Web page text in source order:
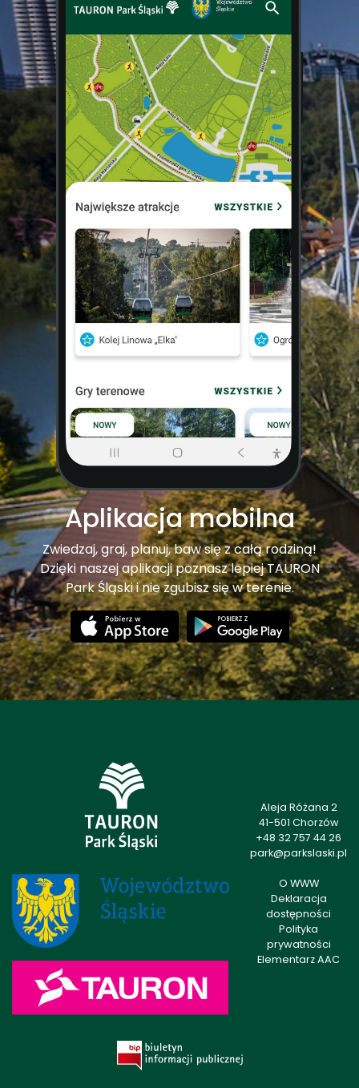
Aplikacja mobilna
Zwiedzaj, graj, planuj, baw się z całą rodziną!
Dzięki naszej aplikacji poznasz lepiej TAURON
Park Śląski i nie zgubisz się w terenie.
Aleja Różana 2
41-501 Chorzów
+48 32 757 44 26
park@parkslaski.pl
O WWW
Deklaracja
dostępności
Polityka
prywatności
Elementarz AAC